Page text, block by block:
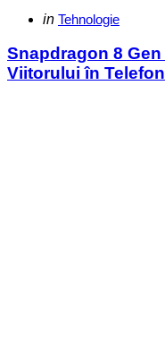
Categories
Posted
in Tehnologie
Snapdragon 8
Viitorului în